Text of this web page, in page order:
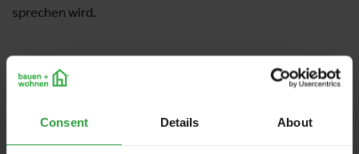
Consent Details About
sprechen wird.
Experten der Branche auf der
„Bauen+Wohnen” Salzburg-Bühne
In zahlreichen Vorträgen informieren renommierte
Experten auf der Messe die Besucher über aktuelle